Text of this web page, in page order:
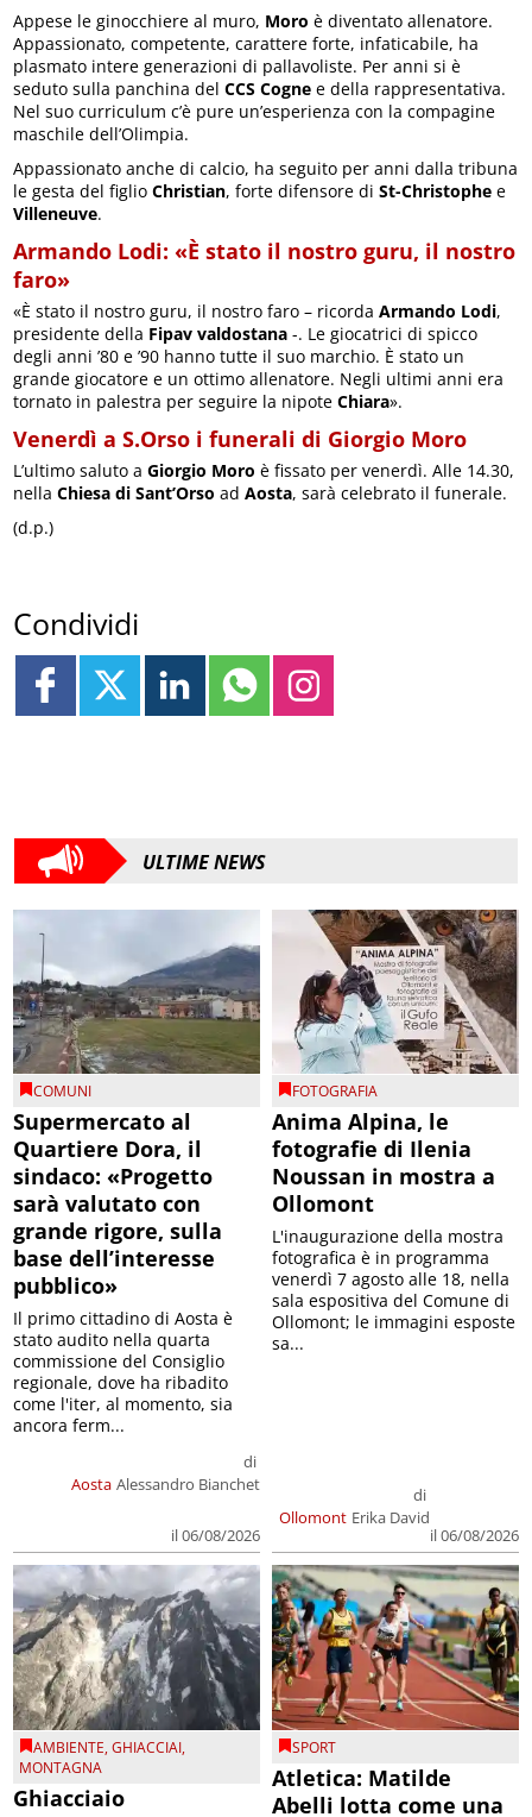
Appese le ginocchiere al muro, Moro è diventato allenatore.
Appassionato, competente, carattere forte, infaticabile, ha
plasmato intere generazioni di pallavoliste. Per anni si è
seduto sulla panchina delCCS Cogne e della rappresentativa.
Nel suo curriculum c’è pure un’esperienza con la compagine
maschile dell’Olimpia.
Appassionato anche di calcio, ha seguito per anni dalla tribuna
le gesta del figlioChristian, forte difensore diSt-Christophe e
Villeneuve.
Armando Lodi: «È stato il nostro guru, il nostro
faro»
«È stato il nostro guru, il nostro faro – ricordaArmando Lodi,
presidente della Fipav valdostana -. Le giocatrici di spicco
degli anni ’80 e ’90 hanno tutte il suo marchio. È stato un
grande giocatore e un ottimo allenatore. Negli ultimi anni era
tornato in palestra per seguire la nipoteChiara».
Venerdì a S.Orso i funerali di Giorgio Moro
L’ultimo saluto aGiorgio Moro è fissato per venerdì. Alle 14.30,
nellaChiesa di Sant’Orso adAosta, sarà celebrato il funerale.
(d.p.)
Condividi
ULTIME NEWS
COMUNI
Supermercato al
Quartiere Dora, il
sindaco: «Progetto
sarà valutato con
grande rigore, sulla
base dell’interesse
pubblico»
Aosta
di
Alessandro Bianchet
il 06/08/2026
Il primo cittadino di Aosta è
stato audito nella quarta
commissione del Consiglio
regionale, dove ha ribadito
come l'iter, al momento, sia
ancora ferm...
FOTOGRAFIA
Anima Alpina, le
fotografie di Ilenia
Noussan in mostra a
Ollomont
Ollomont
di
Erika David
il 06/08/2026
L'inaugurazione della mostra
fotografica è in programma
venerdì 7 agosto alle 18, nella
sala espositiva del Comune di
Ollomont; le immagini esposte
sa...
AMBIENTE,GHIACCIAI,
MONTAGNA
Ghiacciaio
SPORT
Atletica: Matilde
Abelli lotta come una